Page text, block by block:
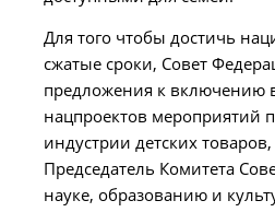
Для того чтобы достичь
сжатые сроки, Совет
предложения к включению
нацпроектов мероприятий
индустрии детских товаров,
Председатель Комитета
науке, образованию и